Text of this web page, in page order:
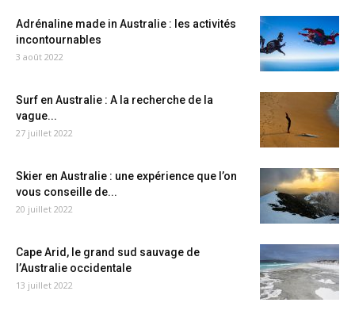
Adrénaline made in Australie : les activités
incontournables
3 août 2022
Surf en Australie : A la recherche de la
vague...
27 juillet 2022
Skier en Australie : une expérience que l’on
vous conseille de...
20 juillet 2022
Cape Arid, le grand sud sauvage de
l’Australie occidentale
13 juillet 2022